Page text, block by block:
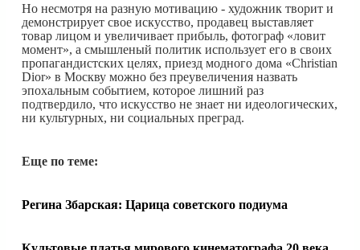
Но несмотря на разную мотивацию - художник творит и
демонстрирует свое искусство, продавец выставляет
товар лицом и увеличивает прибыль, фотограф «ловит
момент», а смышленый политик использует его в своих
пропагандистских целях, приезд модного дома «Christian
Dior» в Москву можно без преувеличения назвать
эпохальным событием, которое лишний раз
подтвердило, что искусство не знает ни идеологических,
ни культурных, ни социальных преград.
Еще по теме:
Регина Збарская: Царица советского подиума